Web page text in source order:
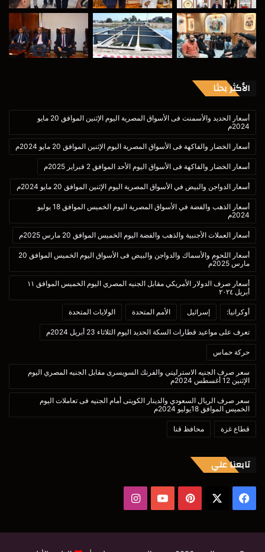
الأكثر بحثا
أسعار الحديد والأسمنت فى الأسواق المصرية اليوم الإثنين الموافق 20 مايو
2024م
أسعار الخضار والفاكهة فى الأسواق المصرية اليوم الإثنين الموافق 20 مايو 2024م
أسعار الخضار والفاكهة فى الأسواق اليوم الأحد الموافق 2 فبراير 2025م
أسعار الدواجن والبيض في الأسواق المصرية اليوم الإثنين الموافق 20 مايو 2024م
أسعار الذهب والفضة في الأسواق المصرية اليوم الخميس الموافق 18 يوليو
2024م
أسعار العملات الأجنبية والذهب والفضة اليوم الخميس الموافق 20 مارس 2025م
أسعار اللحوم والأسماك والدواجن والبيض فى الأسواق اليوم الخميس الموافق 20
مارس 2025م
أسعار صرف الدولار الأمريكي مقابل الجنيه المصري اليوم الخميس الموافق ١١
أبريل ٢٠٢٤
أوكرانيا: إسرائيل الأمم المتحدة الولايات المتحدة
تعرف على مواعيد قطارات السكة الحديد اليوم الثلاثاء 23 أبريل 2024م
حركة حماس
سعر صرف الجنيه الاسترليني والفرنك السويسرى مقابل الجنيه المصري اليوم
الإثنين 12 أغسطس 2024م
سعر صرف الريال السعودي والدينار الكويتى أمام الجنيه فى تعاملات اليوم
الخميس الموافق 18يوليو 2024م
قطاع غزة محافظ قنا
تابعنا علي
فيسبوك بينتيريست‫YouTube